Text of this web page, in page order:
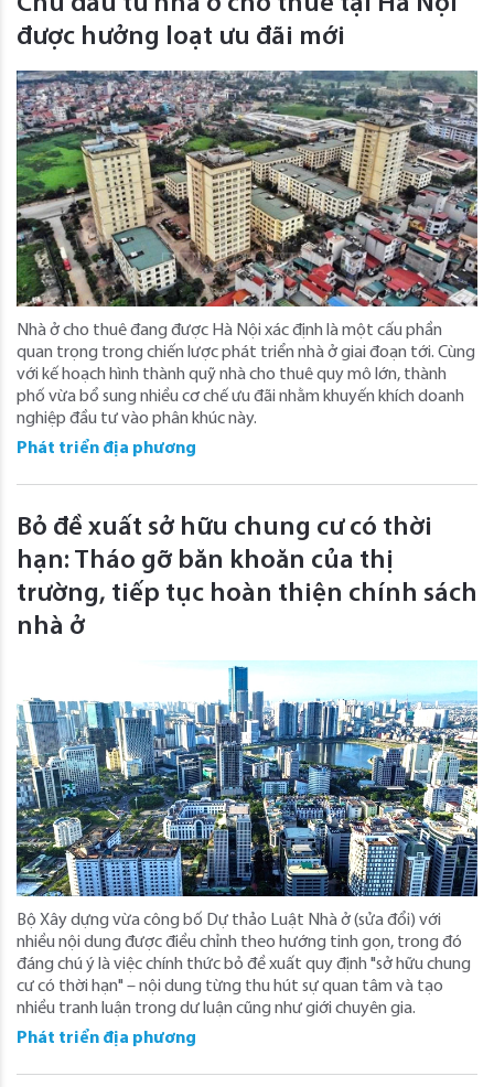
được hưởng loạt ưu đãi mới
Nhà ở cho thuê đang được Hà Nội xác định là một cấu phần
quan trọng trong chiến lược phát triển nhà ở giai đoạn tới. Cùng
với kế hoạch hình thành quỹ nhà cho thuê quy mô lớn, thành
phố vừa bổ sung nhiều cơ chế ưu đãi nhằm khuyến khích doanh
nghiệp đầu tư vào phân khúc này.
Phát triển địa phương
Bỏ đề xuất sở hữu chung cư có thời
hạn: Tháo gỡ băn khoăn của thị
trường, tiếp tục hoàn thiện chính sách
nhà ở
Bộ Xây dựng vừa công bố Dự thảo Luật Nhà ở (sửa đổi) với
nhiều nội dung được điều chỉnh theo hướng tinh gọn, trong đó
đáng chú ý là việc chính thức bỏ đề xuất quy định "sở hữu chung
cư có thời hạn" – nội dung từng thu hút sự quan tâm và tạo
nhiều tranh luận trong dư luận cũng như giới chuyên gia.
Phát triển địa phương